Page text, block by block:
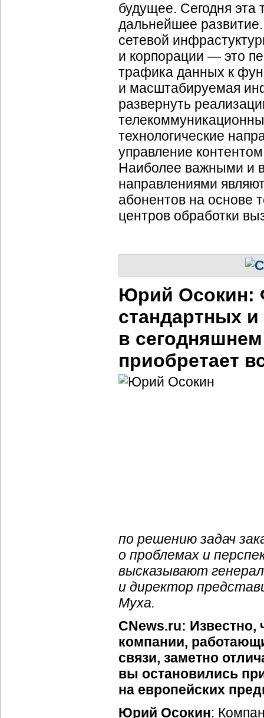
будущее. Сегодня эта
дальнейшее
сетевой
и корпорации — это
трафика данных к
и масштабируемая
развернуть
технологические
управление
Наиболее важными и
направлениями
абонентов на основе
центров обработки
Юрий Осокин:
стандартных
в
приобретает
по решению задач
о проблемах и
высказывают
и директор
Муха.
CNews.ru: Известно,
компании,
связи, заметно
вы остановились
на европейских
Юрий Осокин: